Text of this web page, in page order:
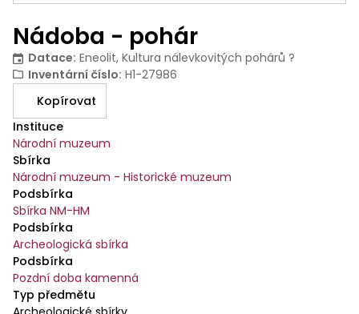
Nádoba - pohár
Datace: Eneolit, Kultura nálevkovitých pohárů ?
Inventární číslo: H1-27986
Kopírovat
Instituce
Národní muzeum
Sbírka
Národní muzeum - Historické muzeum
Podsbírka
Sbírka NM-HM
Podsbírka
Archeologická sbírka
Podsbírka
Pozdní doba kamenná
Typ předmětu